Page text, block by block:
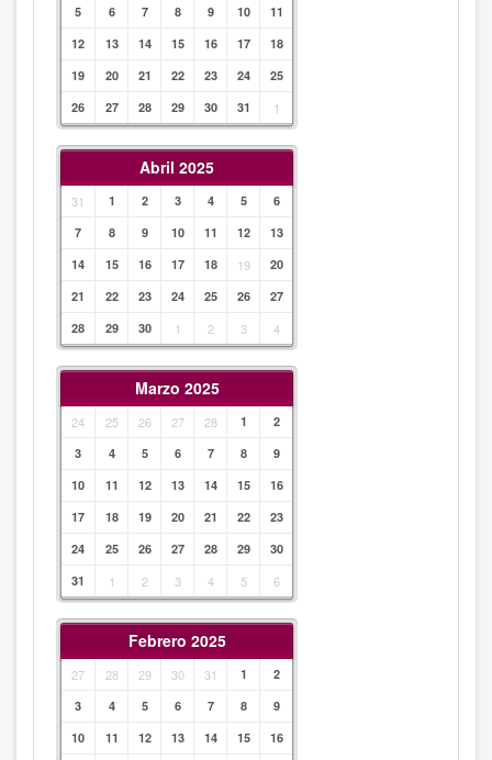
5 6 7 8 9 10
11
12
13 14 15 16 17
18
19
20 21 22 23 24
25
26
27 28 29 30 31 1
Abril 2025
31 1 2 3 4 5
6
7
8 9 10 11 12
13
14
15 16 17 18 19
20
21
22 23 24 25 26
27
28
29 30 1 2 3 4
Marzo 2025
24 25 26 27 28 1
2
3
4 5 6 7 8
9
10
11 12 13 14 15
16
17
18 19 20 21 22
23
24
25 26 27 28 29
30
31
1 2 3 4 5 6
Febrero 2025
27 28 29 30 31 1
2
3
4 5 6 7 8
9
10
11 12 13 14 15
16